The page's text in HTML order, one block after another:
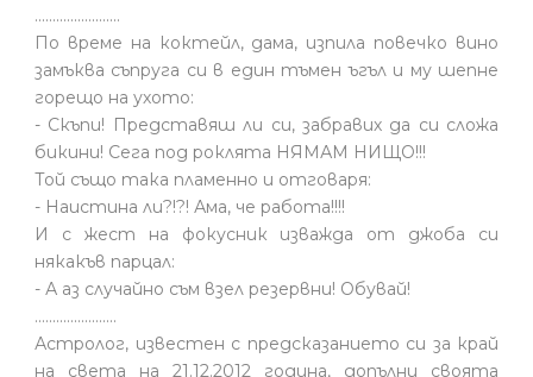
........................
По време на коктейл, дама, изпила повечко вино
замъква съпруга си в един тъмен ъгъл и му шепне
горещо на ухото:
- Скъпи! Представяш ли си, забравих да си сложа
бикини! Сега под роклята НЯМАМ НИЩО!!!
Той също така пламенно и отговаря:
- Наистина ли?!?! Ама, че работа!!!!
И с жест на фокусник изважда от джоба си
някакъв парцал:
- А аз случайно съм взел резервни! Обувай!
.......................
Астролог, известен с предсказанието си за край
на света на 21.12.2012 година, допълни своята